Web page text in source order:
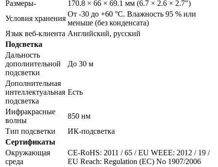
Размеры-
170.8 × 66 × 69.1 мм (6.7 × 2.6 × 2.7″)
Условия хранения
От -30 до +60 °C. Влажность 95 % или
меньше (без конденсата)
Язык веб-клиента Английский, русский
Подсветка
Дальность
дополнительной
подсветки
До 30 м
Дополнительная
интеллектуальная
подсветка
Есть
Инфракрасные
волны
850 нм
Тип подсветки
ИК-подсветка
Сертификаты
Окружающая
среда
CE-RoHS: 2011 / 65 / EU WEEE: 2012 / 19 /
EU Reach: Regulation (EC) No 1907/2006